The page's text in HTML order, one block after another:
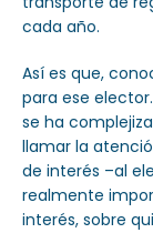
cada año.
Así es que,
para ese
se ha
llamar la
de interés –al
realmente
interés, sobre